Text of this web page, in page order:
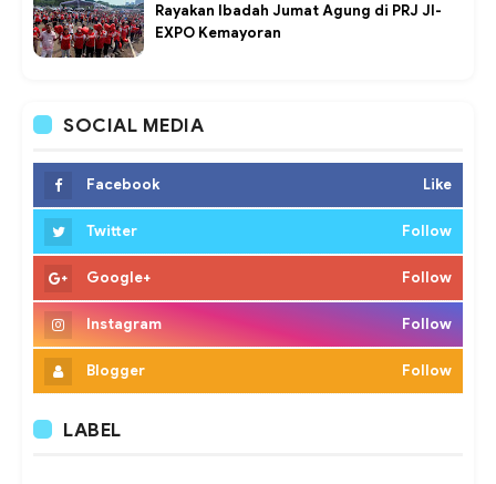
Rayakan Ibadah Jumat Agung di PRJ JI-
EXPO Kemayoran
SOCIAL MEDIA
Facebook Like
Twitter Follow
Google+ Follow
Instagram Follow
Blogger Follow
LABEL